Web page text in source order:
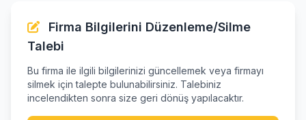
Firma Bilgilerini Düzenleme/Silme
Talebi
Bu firma ile ilgili bilgilerinizi güncellemek veya firmayı
silmek için talepte bulunabilirsiniz. Talebiniz
incelendikten sonra size geri dönüş yapılacaktır.